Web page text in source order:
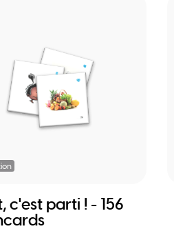
c'est parti ! - 156